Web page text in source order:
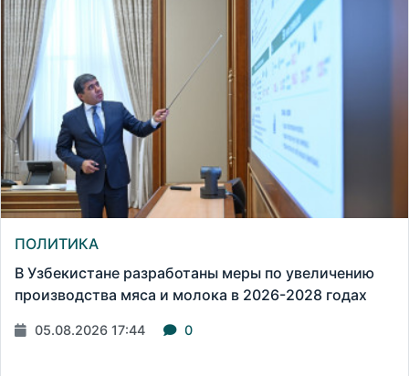
ПОЛИТИКА
В Узбекистане разработаны меры по увеличению
производства мяса и молока в 2026-2028 годах
05.08.2026 17:44 0